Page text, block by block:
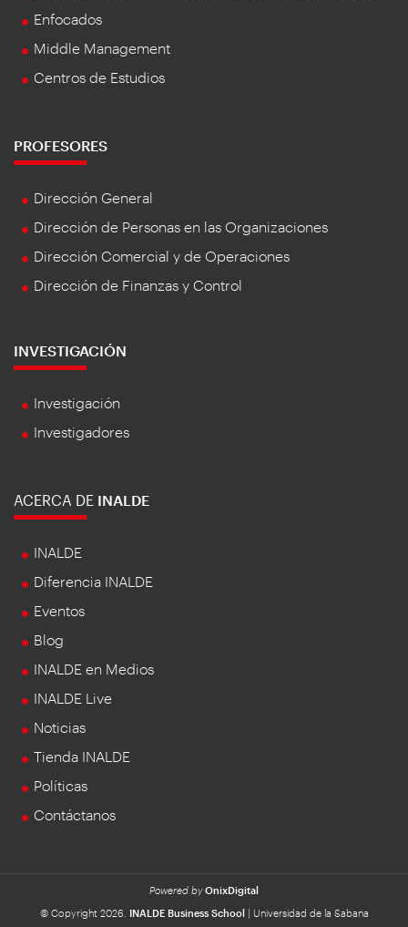
Enfocados
Middle Management
Centros de Estudios
PROFESORES
Dirección General
Dirección de Personas en las Organizaciones
Dirección Comercial y de Operaciones
Dirección de Finanzas y Control
INVESTIGACIÓN
Investigación
Investigadores
ACERCA DE INALDE
INALDE
Diferencia INALDE
Eventos
Blog
INALDE en Medios
INALDE Live
Noticias
Tienda INALDE
Políticas
Contáctanos
Powered by OnixDigital
© Copyright 2026.
INALDE Business School | Universidad de la Sabana